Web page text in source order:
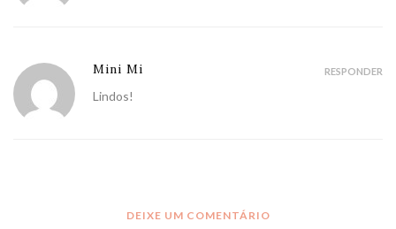
Mini Mi
Lindos!
RESPONDER
DEIXE UM COMENTÁRIO